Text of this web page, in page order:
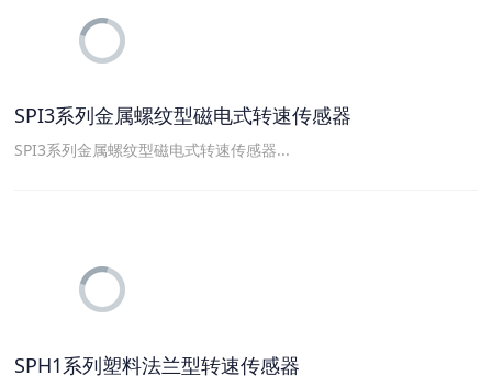
SPI3系列金属螺纹型磁电式转速传感器
SPI3系列金属螺纹型磁电式转速传感器...
SPH1系列塑料法兰型转速传感器